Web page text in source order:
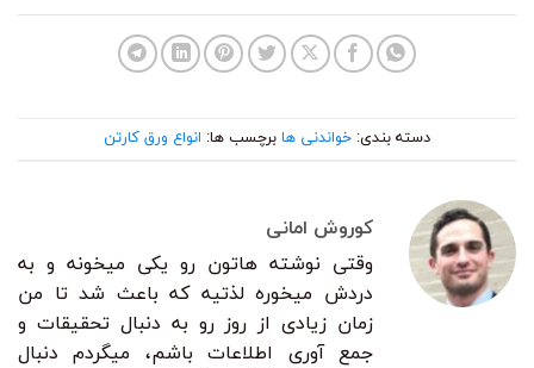
دسته بندی: خواندنی ها برچسب ها: انواع ورق کارتن
کوروش امانی
وقتی نوشته هاتون رو یکی میخونه و به
دردش میخوره لذتیه که باعث شد تا من
زمان زیادی از روز رو به دنبال تحقیقات و
جمع آوری اطلاعات باشم، میگردم دنبال